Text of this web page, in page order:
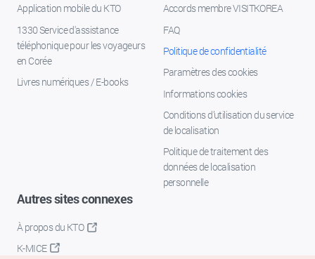
Application mobile du KTO
1330 Service d'assistance
téléphonique pour les voyageurs
en Corée
Livres numériques / E-books
Accords membre VISITKOREA
FAQ
Politique de confidentialité
Paramètres des cookies
Informations cookies
Conditions d’utilisation du service
de localisation
Politique de traitement des
données de localisation
personnelle
Autres sites connexes
À propos du KTO
K-MICE